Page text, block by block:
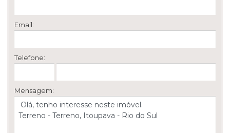
Email:
Telefone:
Mensagem: